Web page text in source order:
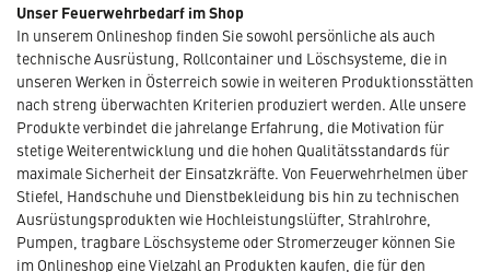
Unser Feuerwehrbedarf im Shop
In unserem Onlineshop finden Sie sowohl persönliche als auch
technische Ausrüstung, Rollcontainer und Löschsysteme, die in
unseren Werken in Österreich sowie in weiteren Produktionsstätten
nach streng überwachten Kriterien produziert werden. Alle unsere
Produkte verbindet die jahrelange Erfahrung, die Motivation für
stetige Weiterentwicklung und die hohen Qualitätsstandards für
maximale Sicherheit der Einsatzkräfte. Von Feuerwehrhelmen über
Stiefel, Handschuhe und Dienstbekleidung bis hin zu technischen
Ausrüstungsprodukten wie Hochleistungslüfter, Strahlrohre,
Pumpen, tragbare Löschsysteme oder Stromerzeuger können Sie
im Onlineshop eine Vielzahl an Produkten kaufen, die für den